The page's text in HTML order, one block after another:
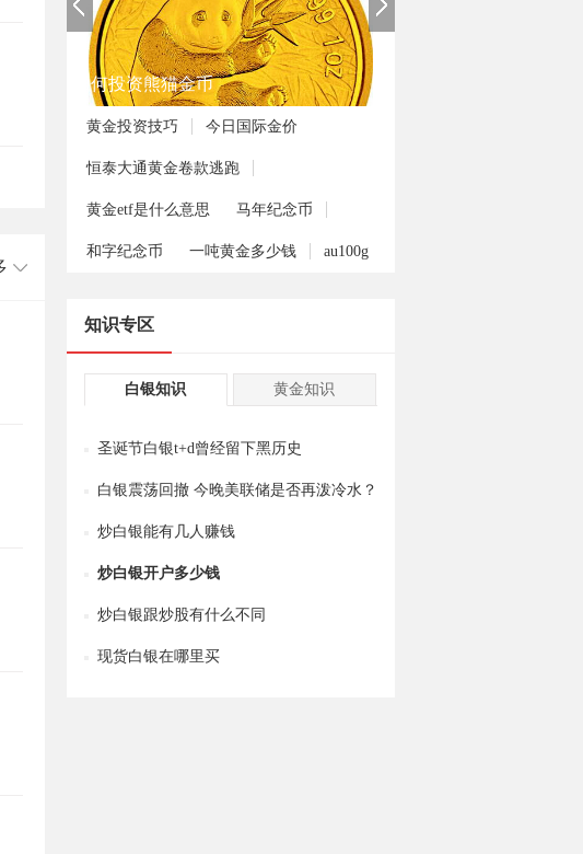
新手如何炒伦敦金
黄金投资技巧 今日国际金价
恒泰大通黄金卷款逃跑
黄金etf是什么意思 马年纪念币
和字纪念币 一吨黄金多少钱 au100g
知识专区
白银知识 黄金知识
圣诞节白银t+d曾经留下黑历史
白银震荡回撤 今晚美联储是否再泼冷水？
炒白银能有几人赚钱
炒白银开户多少钱
炒白银跟炒股有什么不同
现货白银在哪里买